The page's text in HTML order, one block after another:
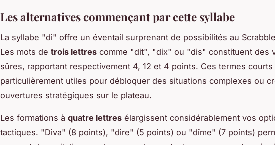
Les alternatives commençant par cette syllabe
La syllabe "di" offre un éventail surprenant de possibilités au
Les mots de trois lettres comme "dit", "dix" ou "dis" constituent des
sûres, rapportant respectivement 4, 12 et 4 points. Ces termes
particulièrement utiles pour débloquer des situations complexes ou
ouvertures stratégiques sur le plateau.
Les formations à quatre lettres élargissent considérablement vos
tactiques. "Diva" (8 points), "dire" (5 points) ou "dîme" (7 points)